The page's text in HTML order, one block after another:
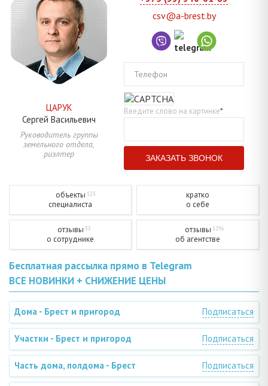
ЦАРУК
Сергей Васильевич
Руководитель группы
земельного отдела,
риэлтер
csv@a-brest.by
Телефон
Введите слово на картинке*
объекты 123
специалиста
кратко
о себе
отзывы 33
о сотруднике
отзывы 1296
об агентстве
Бесплатная рассылка прямо в Telegram
ВСЕ НОВИНКИ + СНИЖЕНИЕ ЦЕНЫ
Дома - Брест и пригород Подписаться
Участки - Брест и пригород Подписаться
Часть дома, полдома - Брест Подписаться